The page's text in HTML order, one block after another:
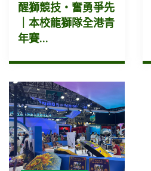
醒獅競技・奮勇爭先
｜本校龍獅隊全港青
年賽...